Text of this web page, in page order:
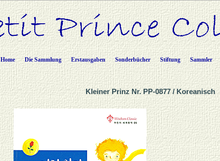
Home Die Sammlung Erstausgaben Sonderbücher Stiftung Sammler
Kleiner Prinz Nr. PP-0877 / Koreanisch